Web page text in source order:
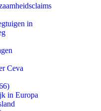
in
Ceva
in Europa